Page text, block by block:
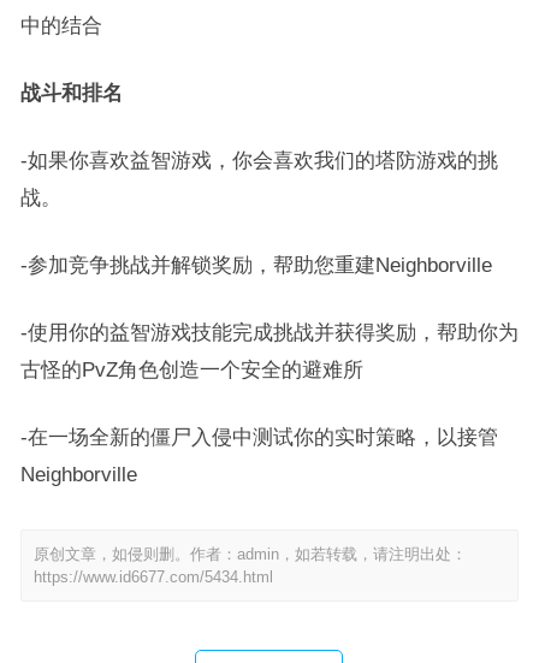
中的结合
战斗和排名
-如果你喜欢益智游戏，你会喜欢我们的塔防游戏的挑
战。
-参加竞争挑战并解锁奖励，帮助您重建Neighborville
-使用你的益智游戏技能完成挑战并获得奖励，帮助你为
古怪的PvZ角色创造一个安全的避难所
-在一场全新的僵尸入侵中测试你的实时策略，以接管
Neighborville
原创文章，如侵则删。作者：admin，如若转载，请注明出处：
https://www.id6677.com/5434.html